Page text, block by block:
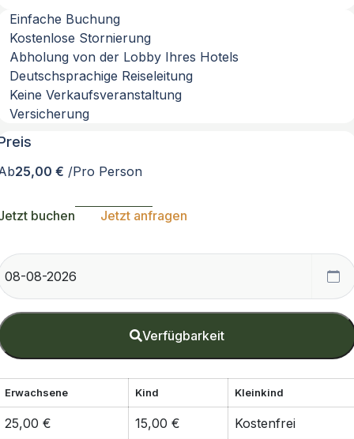
Einfache Buchung
Kostenlose Stornierung
Abholung von der Lobby Ihres Hotels
Deutschsprachige Reiseleitung
Keine Verkaufsveranstaltung
Versicherung
25,00 € /Pro Person
buchen Jetzt anfragen
Verfügbarkeit
Erwachsene Kind Kleinkind
25,00 € 15,00 € Kostenfrei